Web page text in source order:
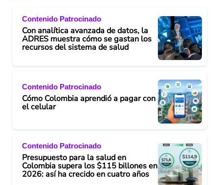
Contenido Patrocinado
Con analítica avanzada de datos, la
ADRES muestra cómo se gastan los
recursos del sistema de salud
Contenido Patrocinado
Cómo Colombia aprendió a pagar con
el celular
Contenido Patrocinado
Presupuesto para la salud en
Colombia supera los $115 billones en
2026: así ha crecido en cuatro años